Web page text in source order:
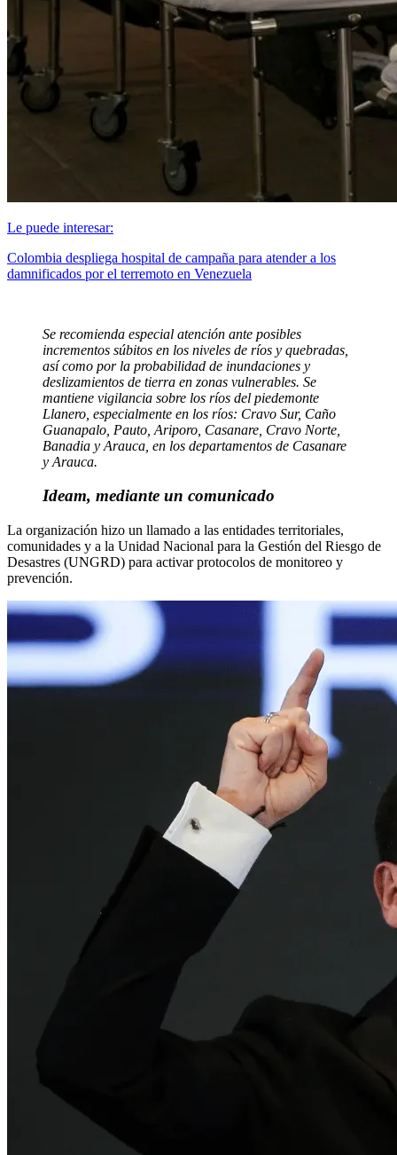
Le puede interesar:
Colombia despliega hospital de campaña para atender a los
damnificados por el terremoto en Venezuela
Se recomienda especial atención ante posibles
incrementos súbitos en los niveles de ríos y quebradas,
así como por la probabilidad de inundaciones y
deslizamientos de tierra en zonas vulnerables. Se
mantiene vigilancia sobre los ríos del piedemonte
Llanero, especialmente en los ríos: Cravo Sur, Caño
Guanapalo, Pauto, Ariporo, Casanare, Cravo Norte,
Banadia y Arauca, en los departamentos de Casanare
y Arauca.
Ideam, mediante un comunicado
La organización hizo un llamado a las entidades territoriales,
comunidades y a la Unidad Nacional para la Gestión del Riesgo de
Desastres (UNGRD) para activar protocolos de monitoreo y
prevención.